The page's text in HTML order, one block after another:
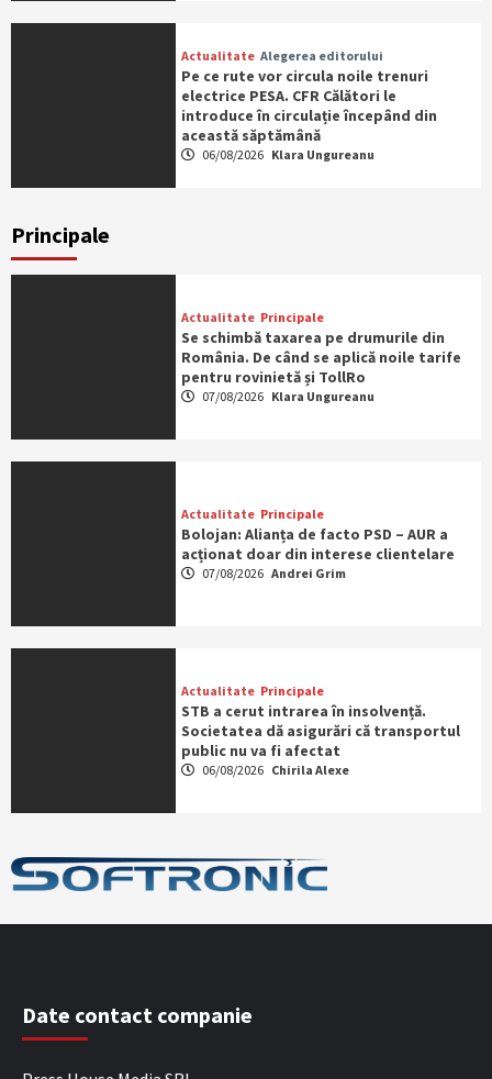
Actualitate Alegerea editorului
Pe ce rute vor circula noile trenuri
electrice PESA. CFR Călători le
introduce în circulație începând din
această săptămână
06/08/2026 Klara Ungureanu
Principale
Actualitate Principale
Se schimbă taxarea pe drumurile din
România. De când se aplică noile tarife
pentru rovinietă și TollRo
07/08/2026 Klara Ungureanu
Actualitate Principale
Bolojan: Alianța de facto PSD – AUR a
acționat doar din interese clientelare
07/08/2026 Andrei Grim
Actualitate Principale
STB a cerut intrarea în insolvență.
Societatea dă asigurări că transportul
public nu va fi afectat
06/08/2026 Chirila Alexe
Date contact companie